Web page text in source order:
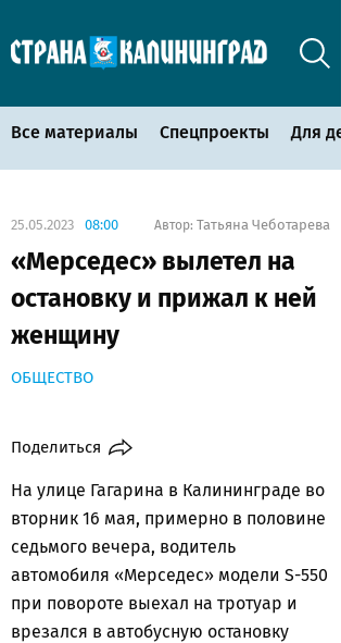
Все материалы Спецпроекты Для
25.05.2023 08:00 Автор: Татьяна Чеботарева
«Мерседес» вылетел на
остановку и прижал к ней
женщину
ОБЩЕСТВО
Поделиться
На улице Гагарина в Калининграде во
вторник 16 мая, примерно в половине
седьмого вечера, водитель
автомобиля «Мерседес» модели S-550
при повороте выехал на тротуар и
врезался в автобусную остановку